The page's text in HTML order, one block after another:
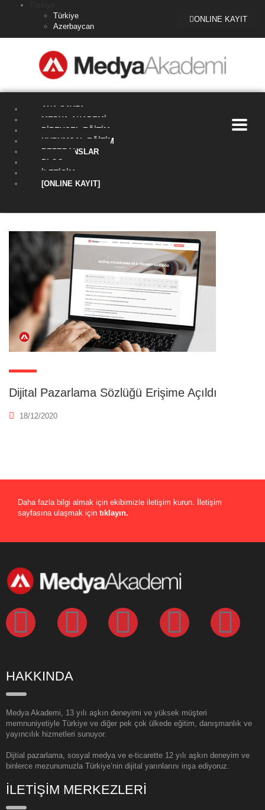
Türkiye
Azerbaycan
ONLINE KAYIT
ANA SAYFA
MEDYA AKADEMI
BIREYSEL EĞITIM
KURUMSAL EĞITIM
REFERANSLAR
BLOG
İLETIŞIM
[ONLINE KAYIT]
Dijital Pazarlama Sözlüğü Erişime Açıldı
18/12/2020
Daha fazla bilgi almak için ekibimizle iletişim kurun. İletişim
sayfasına ulaşmak için tıklayın.
HAKKINDA
Medya Akademi, 13 yılı aşkın deneyimi ve yüksek müşteri
memnuniyetiyle Türkiye ve diğer pek çok ülkede eğitim, danışmanlık ve
yayıncılık hizmetleri sunuyor.
Dijtial pazarlama, sosyal medya ve e-ticarette 12 yılı aşkın deneyim ve
binlerce mezunumuzla Türkiye’nin dijital yarınlarını inşa ediyoruz.
İLETİŞİM MERKEZLERİ